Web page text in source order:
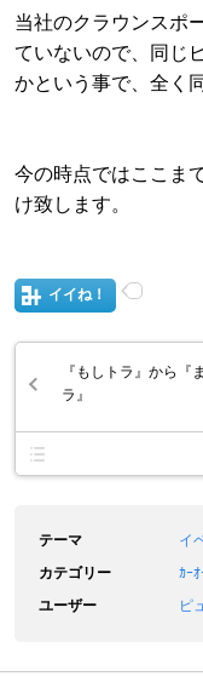
当社のクラウンスポ
ていないので、同じ
かという事で、全く
今の時点ではここま
け致します。
イイね！
『もしトラ』から『
ラ』
テーマ
イ
カテゴリー
ｶｰ
ユーザー
ピ